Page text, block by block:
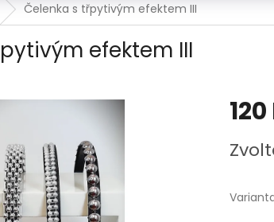
Čelenka s třpytivým efektem III
efektem III
cena: